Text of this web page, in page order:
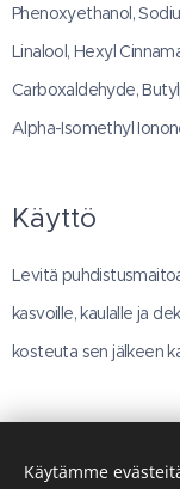
Phenoxyethanol,
Linalool, Hexyl
Carboxaldehyde,
Alpha-Isomethyl
Käyttö
Levitä
kasvoille, kaulalle ja
kosteuta sen jälkeen
Käytämme